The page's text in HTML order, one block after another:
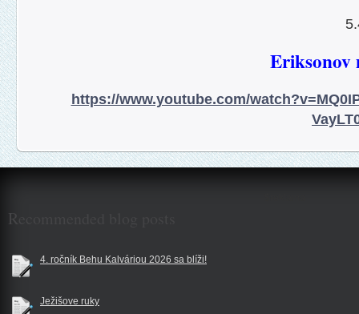
Eriksonov
https://www.youtube.com/
Recommended blog posts
4. ročník Behu Kalváriou 2026 sa blíži!
Ježišove ruky